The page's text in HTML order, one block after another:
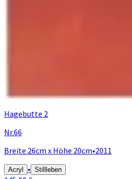
Hagebutte 2
Nr.66
Breite 26cm x Höhe 20cm•2011
Acryl • Stillleben